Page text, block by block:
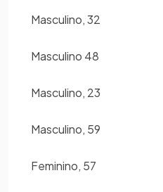
Masculino, 32
Masculino 48
Masculino, 23
Masculino, 59
Feminino, 57